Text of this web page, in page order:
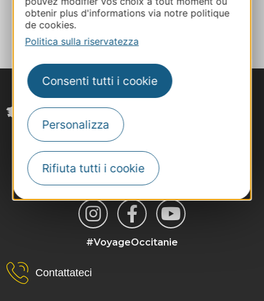
obtenir plus d'informations via notre politique
de cookies.
Politica sulla riservatezza
Consenti tutti i cookie
Personalizza
Rifiuta tutti i cookie
AGGIUNGI
AL TACCUINO
#VoyageOccitanie
Contattateci